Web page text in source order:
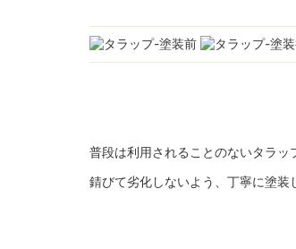
普段は利用されることのないタラッ
錆びて劣化しないよう、丁寧に塗装